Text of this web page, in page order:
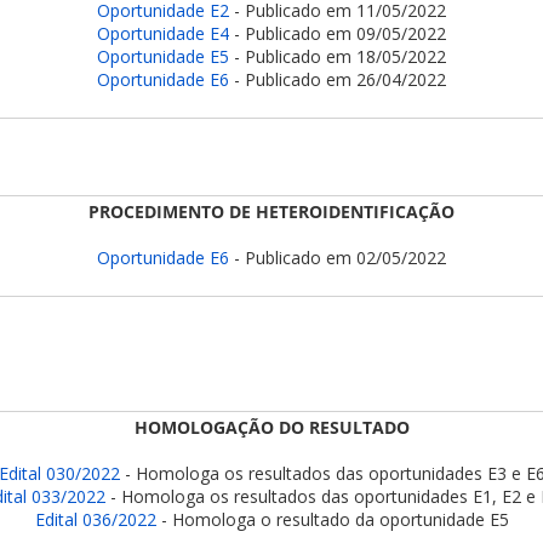
Oportunidade E2 - Publicado em 11/05/2022
Oportunidade E4 - Publicado em 09/05/2022
Oportunidade E5 - Publicado em 18/05/2022
Oportunidade E6 - Publicado em 26/04/2022
PROCEDIMENTO DE HETEROIDENTIFICAÇÃO
Oportunidade E6 - Publicado em 02/05/2022
HOMOLOGAÇÃO DO RESULTADO
030/2022- Homologa os resultados das oportunidades E3 e
033/2022- Homologa os resultados das oportunidades E1, E2 e
Edital 036/2022- Homologa o resultado da oportunidade E5